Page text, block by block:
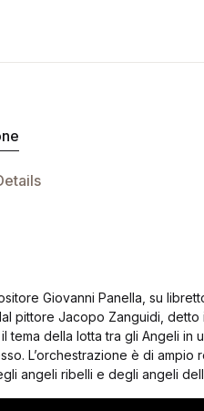
Giovanni Panella, su
pittore Jacopo Zanguidi,
tema della lotta tra gli Angeli
L’orchestrazione è di
angeli ribelli e degli angeli